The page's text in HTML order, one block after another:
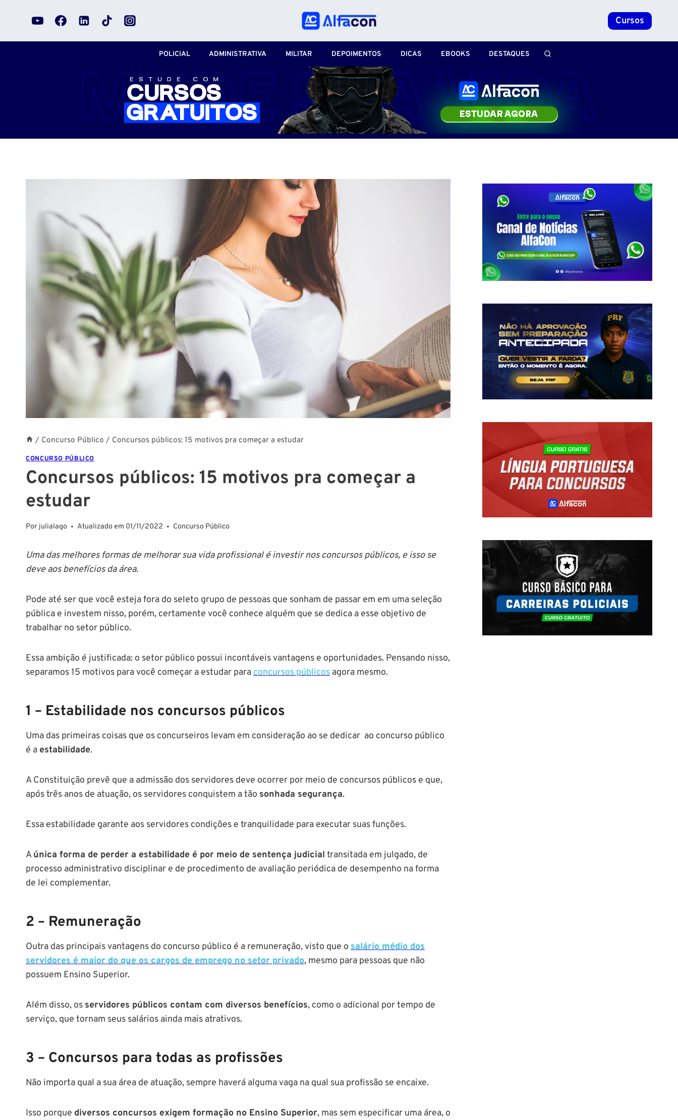
Cursos
POLICIAL ADMINISTRATIVA MILITAR DEPOIMENTOS DICAS EBOOKS DESTAQUES
/ Concurso Público / Concursos públicos: 15 motivos pra começar a estudar
CONCURSO PÚBLICO
Concursos públicos: 15 motivos pra começar a
estudar
Por julialago Atualizado em 01/11/2022 Concurso Público
Uma das melhores formas de melhorar sua vida profissional é investir nos concursos públicos, e isso se
deve aos benefícios da área.
Pode até ser que você esteja fora do seleto grupo de pessoas que sonham de passar em em uma seleção
pública e investem nisso, porém, certamente você conhece alguém que se dedica a esse objetivo de
trabalhar no setor público.
Essa ambição é justificada: o setor público possui incontáveis vantagens e oportunidades. Pensando nisso,
separamos 15 motivos para você começar a estudar paraconcursos públicos agora mesmo.
1 – Estabilidade nos concursos públicos
Uma das primeiras coisas que os concurseiros levam em consideração ao se dedicar ao concurso público
é a estabilidade.
A Constituição prevê que a admissão dos servidores deve ocorrer por meio de concursos públicos e que,
após três anos de atuação, os servidores conquistem a tão sonhada segurança.
Essa estabilidade garante aos servidores condições e tranquilidade para executar suas funções.
Aúnica forma de perder a estabilidade é por meio de sentença judicial transitada em julgado, de
processo administrativo disciplinar e de procedimento de avaliação periódica de desempenho na forma
de lei complementar.
2 – Remuneração
Outra das principais vantagens do concurso público é a remuneração, visto que o salário médio dos
servidores é maior do que os cargos de emprego no setor privado, mesmo para pessoas que não
possuem Ensino Superior.
Além disso, os servidores públicos contam com diversos benefícios, como o adicional por tempo de
serviço, que tornam seus salários ainda mais atrativos.
3 – Concursos para todas as profissões
Não importa qual a sua área de atuação, sempre haverá alguma vaga na qual sua profissão se encaixe.
Isso porque diversos concursos exigem formação no Ensino Superior, mas sem especificar uma área, o